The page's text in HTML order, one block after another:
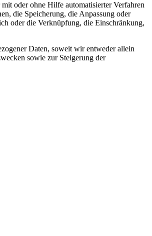
oder ohne Hilfe automatisierter Verfahren
die Speicherung, die Anpassung oder
oder die Verknüpfung, die Einschränkung,
Daten, soweit wir entweder allein
sowie zur Steigerung der